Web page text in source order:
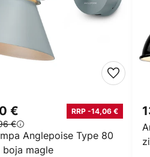
Anglepoise Type 80
boja magle
€ RRP -14,06 €
€